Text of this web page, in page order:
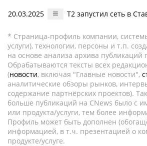
20.03.2025 T2 запустил сеть в
* Страница-профиль компании,
услуги), технологии, персоны и т.п.
на основе анализа архива публикаций
Обрабатываются тексты всех
(новости, включая "Главные новости",
аналитические обзоры рынков,
содержание партнёрских проектов).
больше публикаций на CNews было с
или продукта/услуги, тем более
Профиль может быть дополнен
информацией, в т.ч. презентацией о
продукте/услуге.